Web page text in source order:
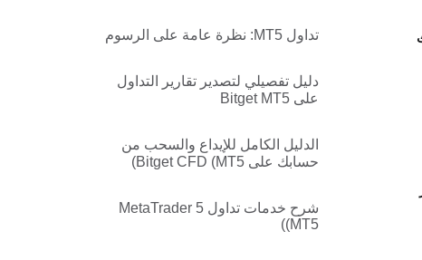
تداول MT5: نظرة عامة على الرسوم
دليل تفصيلي لتصدير تقارير التداول
على Bitget MT5
الدليل الكامل للإيداع والسحب من
حسابك على Bitget CFD (MT5)
شرح خدمات تداول MetaTrader 5
(MT5)